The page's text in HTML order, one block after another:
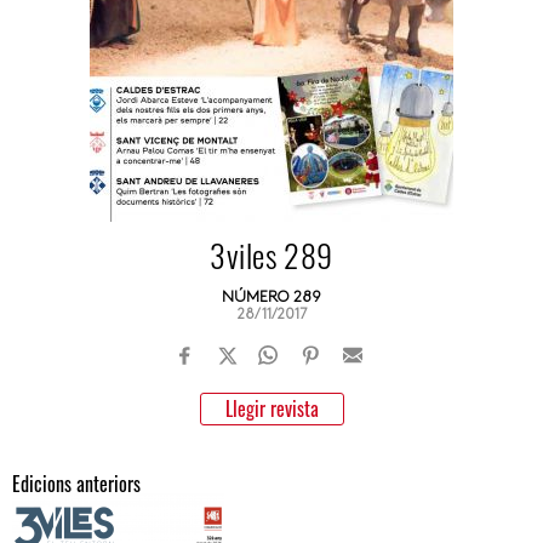
3viles 289
NÚMERO 289
28/11/2017
Llegir revista
Edicions anteriors